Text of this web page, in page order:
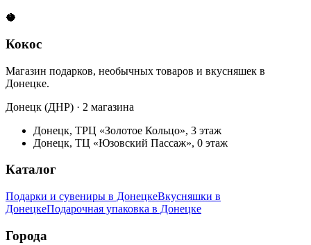
🥥
Кокос
Магазин подарков, необычных товаров и вкусняшек в
Донецке.
Донецк (ДНР) · 2 магазина
Донецк, ТРЦ «Золотое Кольцо», 3 этаж
Донецк, ТЦ «Юзовский Пассаж», 0 этаж
Каталог
Подарки и сувениры в ДонецкеВкусняшки в
ДонецкеПодарочная упаковка в Донецке
Города